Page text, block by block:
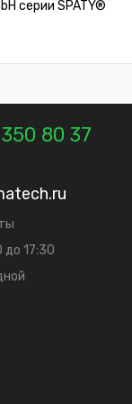
серии SPATY®
80 37
до 17:30